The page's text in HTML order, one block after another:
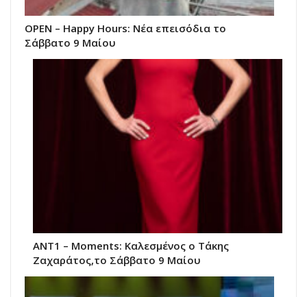
ΟΡΕΝ – Happy Hours: Νέα επεισόδια το
Σάββατο 9 Μαίου
ANT1 – Moments: Καλεσμένος ο Τάκης
Ζαχαράτος,το Σάββατο 9 Μαίου